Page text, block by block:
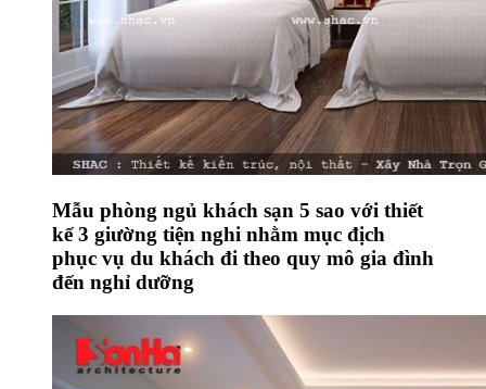
Mẫu phòng ngủ khách sạn 5 sao với thiết
kế 3 giường tiện nghi nhằm mục địch
phục vụ du khách đi theo quy mô gia đình
đến nghỉ dưỡng